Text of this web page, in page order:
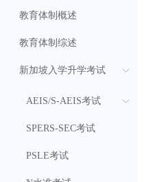
教育体制概述
教育体制综述
新加坡入学升学考试
AEIS/S-AEIS考试
SPERS-SEC考试
PSLE考试